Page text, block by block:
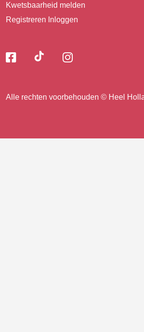
Kwetsbaarheid melden
Registreren Inloggen
Volg
ons
facebook
Volg
Volg
Alle rechten voorbehouden © Heel